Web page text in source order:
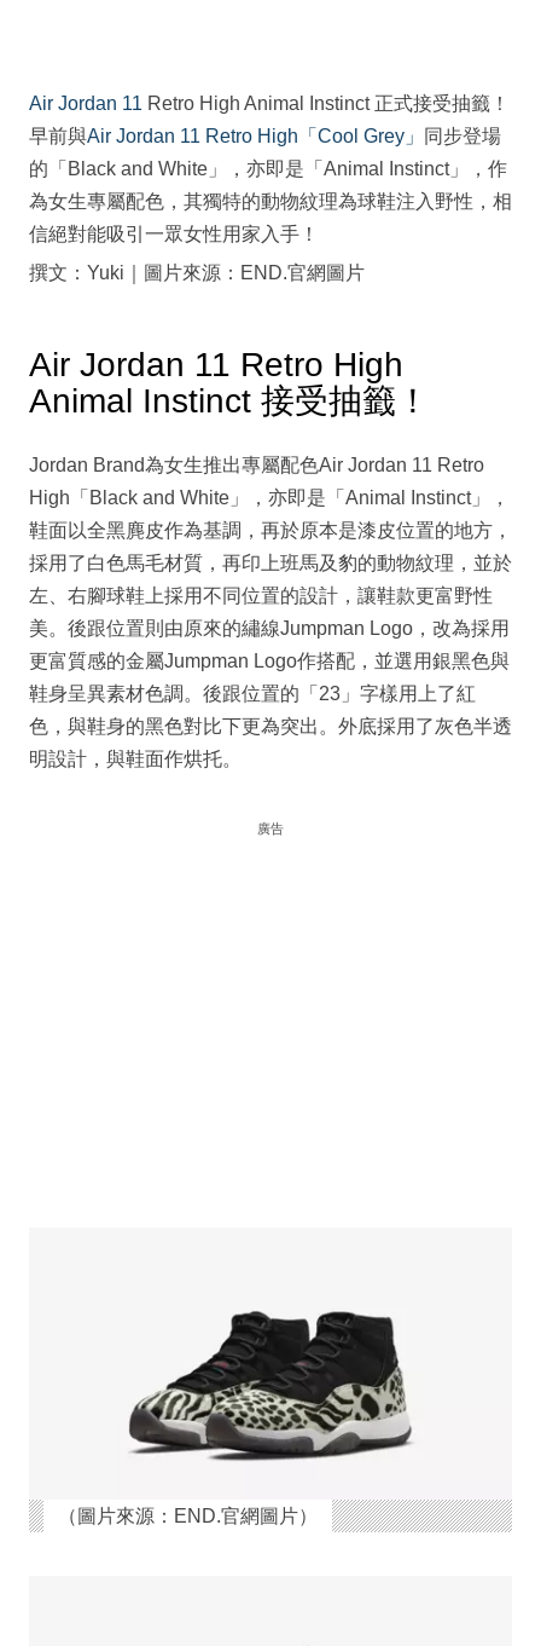
Air Jordan 11 Retro High Animal Instinct 正式接受抽籤！
早前與Air Jordan 11 Retro High「Cool Grey」
同步登場
的「Black and White」，亦即是「Animal Instinct」，作
為女生專屬配色，其獨特的動物紋理為球鞋注入野性，相
信絕對能吸引一眾女性用家入手！
撰文：Yuki｜圖片來源：END.官網圖片
Air Jordan 11 Retro High
Animal Instinct 接受抽籤！
Jordan Brand為女生推出專屬配色Air Jordan 11 Retro
High「Black and White」，亦即是「Animal Instinct」，
鞋面以全黑麂皮作為基調，再於原本是漆皮位置的地方，
採用了白色馬毛材質，再印上班馬及豹的動物紋理，並於
左、右腳球鞋上採用不同位置的設計，讓鞋款更富野性
美。後跟位置則由原來的繡線Jumpman Logo，改為採用
更富質感的金屬Jumpman Logo作搭配，並選用銀黑色與
鞋身呈異素材色調。後跟位置的「23」字樣用上了紅
色，與鞋身的黑色對比下更為突出。外底採用了灰色半透
明設計，與鞋面作烘托。
廣告
（圖片來源：END.官網圖片）